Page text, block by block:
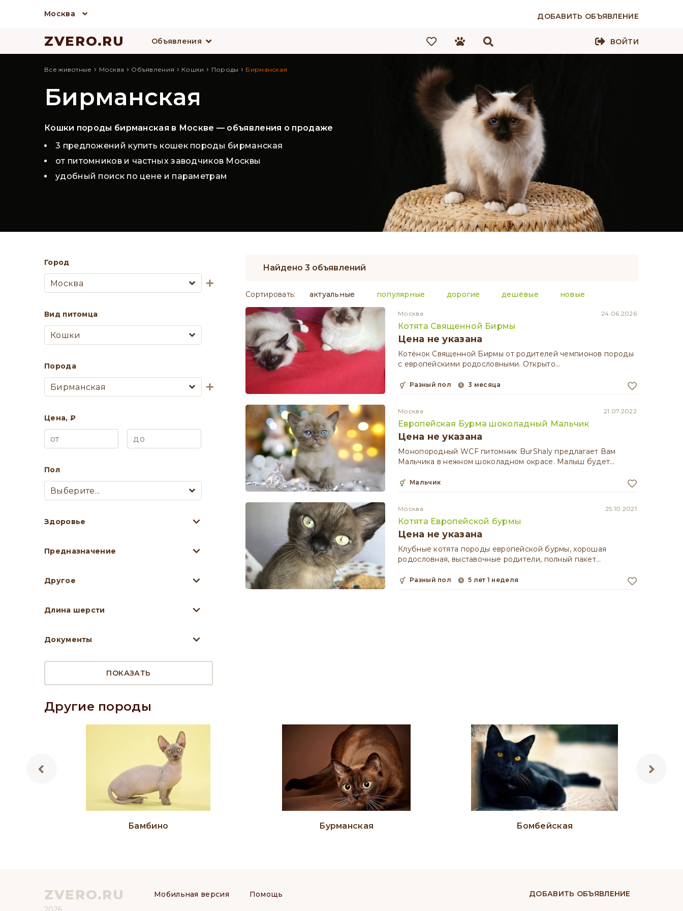
Москва ДОБАВИТЬ ОБЪЯВЛЕНИЕ
ZVERO.RU Объявления ВОЙТИ
Все животные › Москва › Объявления › Кошки › Породы › Бирманская
Бирманская
Кошки породы бирманская в Москве — объявления о продаже
3 предложений купить кошек породы бирманская
от питомников и частных заводчиков Москвы
удобный поиск по цене и параметрам
Город
Москва
Вид питомца
Кошки
Порода
Бирманская
Цена, ₽
Пол
Выберите...
Здоровье
Предназначение
Другое
Длина шерсти
Документы
ПОКАЗАТЬ
Найдено 3 объявлений
Сортировать: актуальные популярные дорогие дешёвые новые
Москва 24.06.2026
Котята Священной Бирмы
Цена не указана
Котёнок Священной Бирмы от родителей чемпионов породы
с европейскими родословными. Открыто…
разный пол 3 месяца
Москва 21.07.2022
Европейская Бурма шоколадный Мальчик
Цена не указана
Монопородный WCF питомник BurShaly предлагает Вам
Мальчика в нежном шоколадном окрасе. Малыш будет…
мальчик
Москва 25.10.2021
Котята Европейской бурмы
Цена не указана
Клубные котята породы европейской бурмы, хорошая
родословная, выставочные родители, полный пакет…
разный пол 5 лет 1 неделя
Другие породы
Бамбино Бурманская Бомбейская
ZVERO.RU Мобильная версия Помощь ДОБАВИТЬ ОБЪЯВЛЕНИЕ